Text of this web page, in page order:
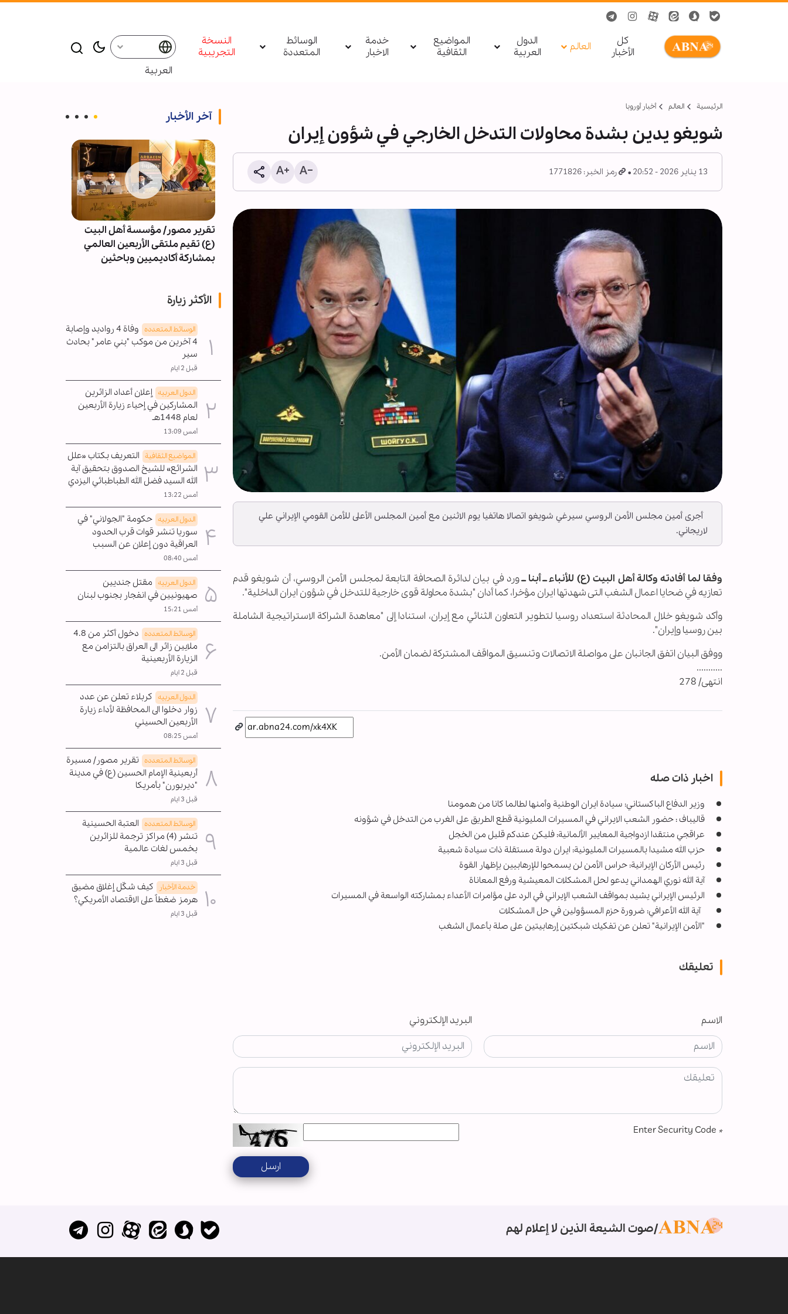
کل
الأخبار
العالم
الدول
العربیة
المواضيع
الثقافية
خدمة
الاخبار
الوسائط
المتعددة
النسخة
التجريبية
العربية
الرئيسية العالم أخبار أوروبا
شويغو يدين بشدة محاولات التدخل الخارجي في شؤون إيران
13 يناير 2026 - 20:52 رمز الخبر: 1771826
أجرى أمين مجلس الأمن الروسي سيرغي شويغو اتصالا هاتفيا يوم الاثنين مع أمين المجلس الأعلى للأمن القومي الإيراني علي
لاريجاني.
وفقا لما أفادته وكالة أهل البيت (ع) للأنباء ــ أبنا ــورد في بیان لدائرة الصحافة التابعة لمجلس الأمن الروسي، أن شويغو قدم
تعازيه في ضحايا اعمال الشغب التی شهدتها ايران مؤخرا، كما أدان "بشدة محاولة قوى خارجية للتدخل في شؤون ايران الداخلية".
وأكد شويغو خلال المحادثة استعداد روسيا لتطوير التعاون الثنائي مع إيران، استنادا إلى "معاهدة الشراكة الاستراتيجية الشاملة
بين روسيا وإيران".
ووفق البيان اتفق الجانبان على مواصلة الاتصالات وتنسيق المواقف المشتركة لضمان الأمن.
...........
انتهى/ 278
اخبار ذات صله
وزیر الدفاع الباکستاني: سیادة ایران الوطنیة وأمنها لطالما کانا من همومنا
قاليباف : حضور الشعب الايراني في المسيرات المليونية قطع الطريق على الغرب من التدخل في شؤونه
عراقجي منتقدا ازدواجية المعايير الألمانية: فليكن عندكم قليل من الخجل
حزب الله مشيدا بالمسيرات المليونية: ايران دولة مستقلة ذات سيادة شعبية
رئيس الأركان الإيرانية: حراس الأمن لن یسمحوا للإرهابیین بإظهار القوة
آية الله نوري الهمداني يدعو لحل المشكلات المعيشية ورفع المعاناة
الرئيس الإيراني يشيد بمواقف الشعب الإيراني في الرد على مؤامرات الأعداء بمشاركته الواسعة في المسيرات
آية الله الأعرافي: ضرورة حزم المسؤولين في حل المشكلات
"الأمن الإيرانية" تعلن عن تفكيك شبكتين إرهابيتين على صلة بأعمال الشغب
تعليقك
الاسم البريد الإلكتروني
*
ارسل
آخر الأخبار
1255 شهيدا منذ وقف النار في غزة
تقرير مصور/ مؤسسة أهل البيت
(ع) تقيم ملتقى الأربعين العالمي
بمشاركة أكاديميين وباحثين
الأكثر زيارة
الوسائط المتعدده
وفاة 4 رواديد وإصابة
4 آخرين من موكب "بني عامر" بحادث
سير
قبل 2 ايام
الدول العربیه إعلان أعداد الزائرين
المشاركين في إحياء زيارة الأربعين
لعام 1448هـ
أمس 13:09
المواضیع الثقافية التعريف بكتاب «علل
الشرائع» للشيخ الصدوق بتحقيق آية
الله السيد فضل الله الطباطبائي اليزدي
أمس 13:22
الدول العربیه حكومة "الجولاني" في
سوريا تنشر قوات قرب الحدود
العراقية دون إعلان عن السبب
أمس 08:40
الدول العربیه مقتل جنديين
صهيونيين في انفجار بجنوب لبنان
أمس 15:21
الوسائط المتعدده
دخول أكثر من 4.8
ملايين زائر الى العراق بالتزامن مع
الزيارة الأربعينية
قبل 2 ايام
الدول العربیه كربلاء تعلن عن عدد
زوار دخلوا الى المحافظة لأداء زيارة
الأربعين الحسيني
أمس 08:25
الوسائط المتعدده تقرير مصور/ مسيرة
أربعينية الإمام الحسين (ع) في مدينة
"ديربورن" بأمريكا
قبل 3 ايام
الوسائط المتعدده العتبة الحسينية
تنشر (4) مراكز ترجمة للزائرين
بخمس لغات عالمية
قبل 3 ايام
خدمة الأخبار
كيف شكّل إغلاق مضيق
هرمز ضغطاً على الاقتصاد الأمريكي؟
قبل 3 ايام
صوت الشيعة الذين لا إعلام لهم